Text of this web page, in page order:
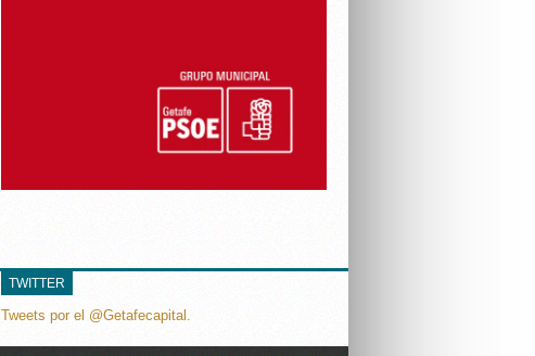
TWITTER
Tweets por el @Getafecapital.